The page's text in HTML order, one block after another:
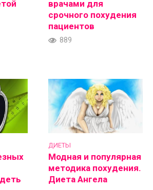
врачами для
срочного похудения
пациентов
889
ДИЕТЫ
Модная и популярная
методика похудения.
Диета Ангела